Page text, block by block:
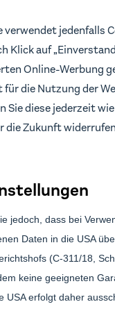
verwendet jedenfalls
Klick auf
Online-Werbung
die Nutzung der
Sie diese jederzeit
die Zukunft
jedoch, dass bei
Daten in die USA
(C-311/18,
keine geeigneten
USA erfolgt daher